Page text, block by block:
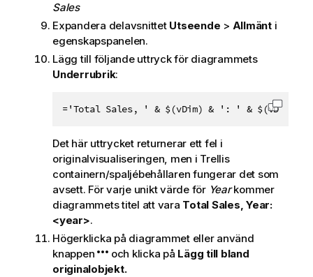
Sales
Expandera delavsnittet Utseende > Allmänti
egenskapspanelen.
Lägg till följande uttryck för diagrammets
Underrubrik:
='Total Sales, ' & $(vDim) & ': ' &
Det här uttrycket returnerar ett fel i
originalvisualiseringen, men i Trellis
containern/spaljébehållaren fungerar det som
avsett. För varje unikt värde för Yearkommer
diagrammets titel att vara Total Sales, Year:
<year>.
Högerklicka på diagrammet eller använd
knappen
och klicka på Lägg till bland
originalobjekt.